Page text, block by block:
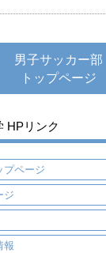
男子サッカー部
トップページ
HPリンク
プページ
ジ
報